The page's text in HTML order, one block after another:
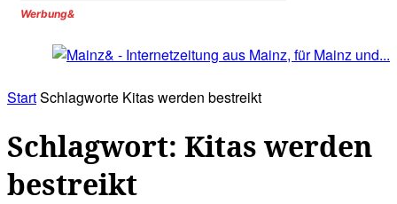
Werbung&
StartSchlagworte Kitas werden bestreikt
Schlagwort: Kitas werden
bestreikt